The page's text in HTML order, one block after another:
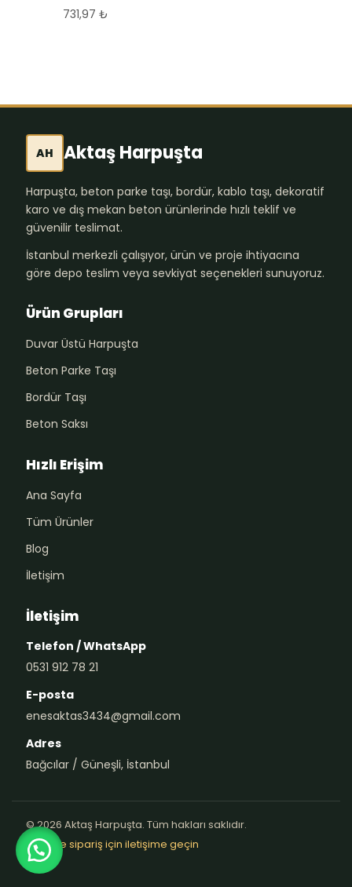
731,97 ₺
AH Aktaş Harpuşta
Harpuşta, beton parke taşı, bordür, kablo taşı, dekoratif
karo ve dış mekan beton ürünlerinde hızlı teklif ve
güvenilir teslimat.
İstanbul merkezli çalışıyor, ürün ve proje ihtiyacına
göre depo teslim veya sevkiyat seçenekleri sunuyoruz.
Ürün Grupları
Duvar Üstü Harpuşta
Beton Parke Taşı
Bordür Taşı
Beton Saksı
Hızlı Erişim
Ana Sayfa
Tüm Ürünler
Blog
İletişim
İletişim
Telefon / WhatsApp
0531 912 78 21
E-posta
enesaktas3434@gmail.com
Adres
Bağcılar / Güneşli, İstanbul
© 2026 Aktaş Harpuşta. Tüm hakları saklıdır.
Teklif ve sipariş için iletişime geçin